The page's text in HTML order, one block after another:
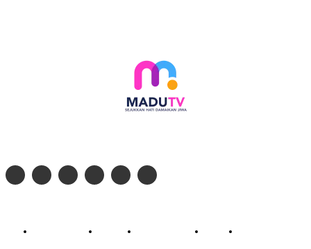
Profil Madu TV Redaksi Pedoman Siber Kontak